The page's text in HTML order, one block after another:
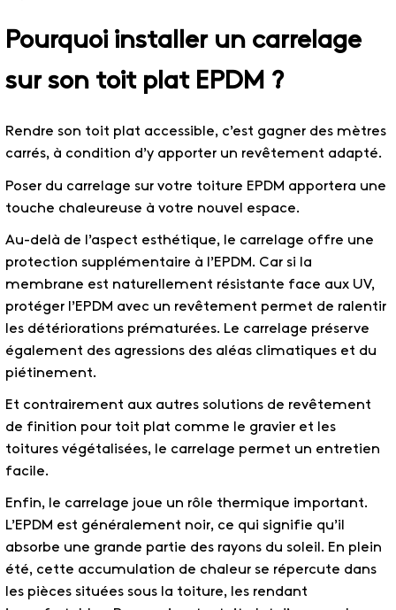
Pourquoi installer un carrelage
sur son toit plat EPDM ?
Rendre son toit plat accessible, c’est gagner des mètres
carrés, à condition d’y apporter un revêtement adapté.
Poser du carrelage sur votre toiture EPDM apportera une
touche chaleureuse à votre nouvel espace.
Au-delà de l’aspect esthétique, le carrelage offre une
protection supplémentaire à l’EPDM. Car si la
membrane est naturellement résistante face aux UV,
protéger l’EPDM avec un revêtement permet de ralentir
les détériorations prématurées. Le carrelage préserve
également des agressions des aléas climatiques et du
piétinement.
Et contrairement aux autres solutions de revêtement
de finition pour toit plat comme le gravier et les
toitures végétalisées, le carrelage permet un entretien
facile.
Enfin, le carrelage joue un rôle thermique important.
L’EPDM est généralement noir, ce qui signifie qu’il
absorbe une grande partie des rayons du soleil. En plein
été, cette accumulation de chaleur se répercute dans
les pièces situées sous la toiture, les rendant